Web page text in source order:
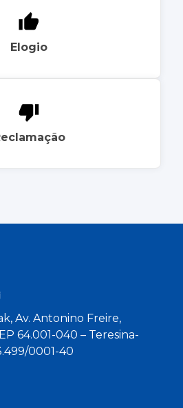
Elogio
Av. Antonino Freire,
64.001-040 – Teresina-
0001-40